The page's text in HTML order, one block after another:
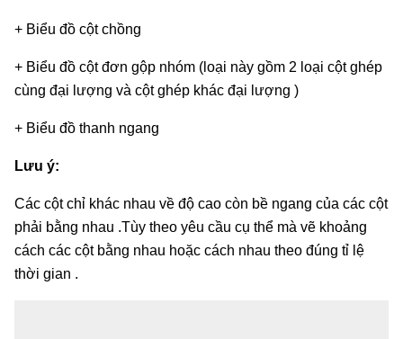
+ Biểu đồ cột chồng
+ Biểu đồ cột đơn gộp nhóm (loại này gồm 2 loại cột ghép
cùng đại lượng và cột ghép khác đại lượng )
+ Biểu đồ thanh ngang
Lưu ý:
Các cột chỉ khác nhau về độ cao còn bề ngang của các cột
phải bằng nhau .Tùy theo yêu cầu cụ thể mà vẽ khoảng
cách các cột bằng nhau hoặc cách nhau theo đúng tỉ lệ
thời gian .